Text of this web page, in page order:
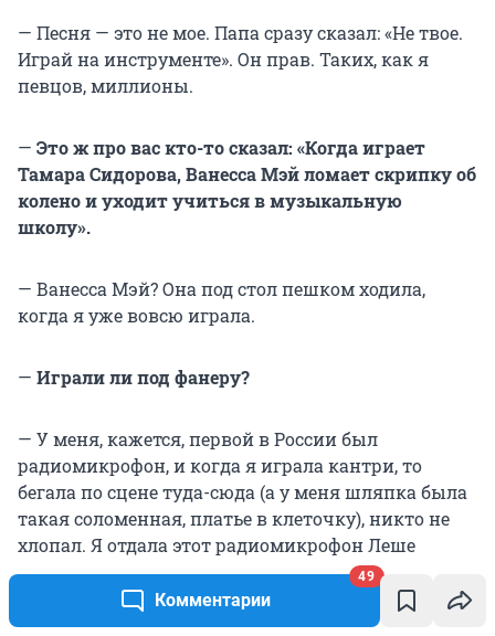
Комментарии
49
— Песня — это не мое. Папа сразу сказал: «Не твое.
Играй на инструменте». Он прав. Таких, как я
певцов, миллионы.
— Это ж про вас кто-то сказал: «Когда играет
Тамара Сидорова, Ванесса Мэй ломает скрипку об
колено и уходит учиться в музыкальную
школу».
— Ванесса Мэй? Она под стол пешком ходила,
когда я уже вовсю играла.
— Играли ли под фанеру?
— У меня, кажется, первой в России был
радиомикрофон, и когда я играла кантри, то
бегала по сцене туда-сюда (а у меня шляпка была
такая соломенная, платье в клеточку), никто не
хлопал. Я отдала этот радиомикрофон Леше
Глызину, потому что вокалист, как народ считает,
может петь без кабеля, а скрипач — нет, так что я
на кабеле и играю. До сих пор люди пугаются: